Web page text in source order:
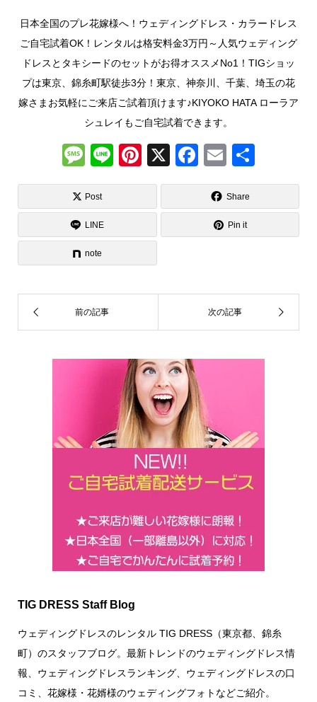
日本全国のプレ花嫁様へ！ウェディングドレス・カラードレス
ご自宅試着OK！レンタルは格安料金3万円～人気ウェディング
ドレスとタキシードのセットがお得オススメNo1！TIGショッ
プは東京、錦糸町駅徒歩3分！東京、神奈川、千葉、埼玉の花
嫁さまお気軽にご来店ご試着頂けます♪KIYOKO HATA ローラア
シュレイもご自宅試着できます。
M
e
ss
a
g
e
Li
n
Pi
nt
st
X
F
a
c
e
b
o
k
E
m
ail
有
Post Share
LINE Pin it
note
TIG DRESS Staff Blog
ウェディングドレスのレンタル TIG DRESS（東京都、錦糸
町）のスタッフブログ。最新トレンドのウェディングドレス情
報、ウェディングドレスランキング、ウェディングドレスの口
コミ、花嫁様・花婿様のウェディングフォトなどご紹介。